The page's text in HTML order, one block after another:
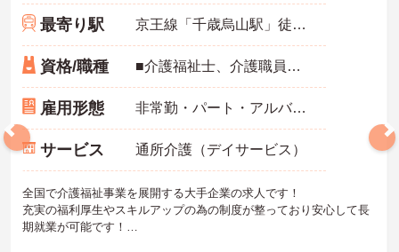
最寄り駅 京王線「千歳烏山駅」徒歩15分
資格/職種 ■介護福祉士、介護職員実務者研修、介護職員初任者研修、ホームヘルパー1級、ホームヘルパー2級いずれかの資格をお持ちの方 ※未経験相談可能
雇用形態 非常勤・パート・アルバイト
サービス 通所介護（デイサービス）
全国で介護福祉事業を展開する大手企業の求人です！
充実の福利厚生やスキルアップの為の制度が整っており安心して長
期就業が可能です！